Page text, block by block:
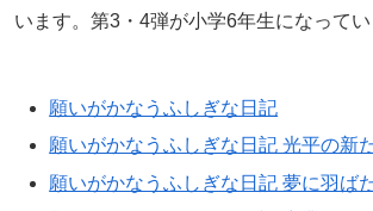
います。第3・4弾が小学6年生になってい
願いがかなうふしぎな日記
願いがかなうふしぎな日記 光平の新
願いがかなうふしぎな日記 夢に羽ば